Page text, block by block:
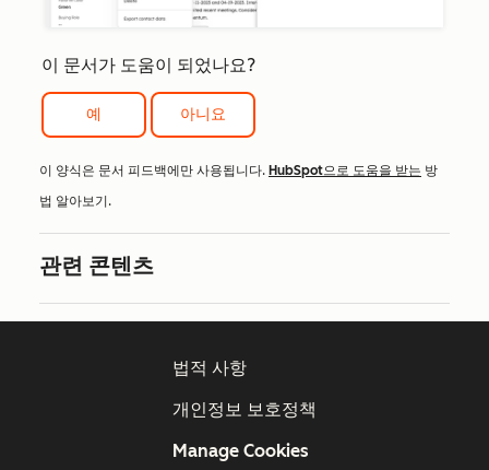
이 문서가 도움이 되었나요?
예 아니요
이 양식은 문서 피드백에만 사용됩니다. HubSpot으로 도움을 받는 방
법 알아보기.
관련 콘텐츠
법적 사항
개인정보 보호정책
Manage Cookies